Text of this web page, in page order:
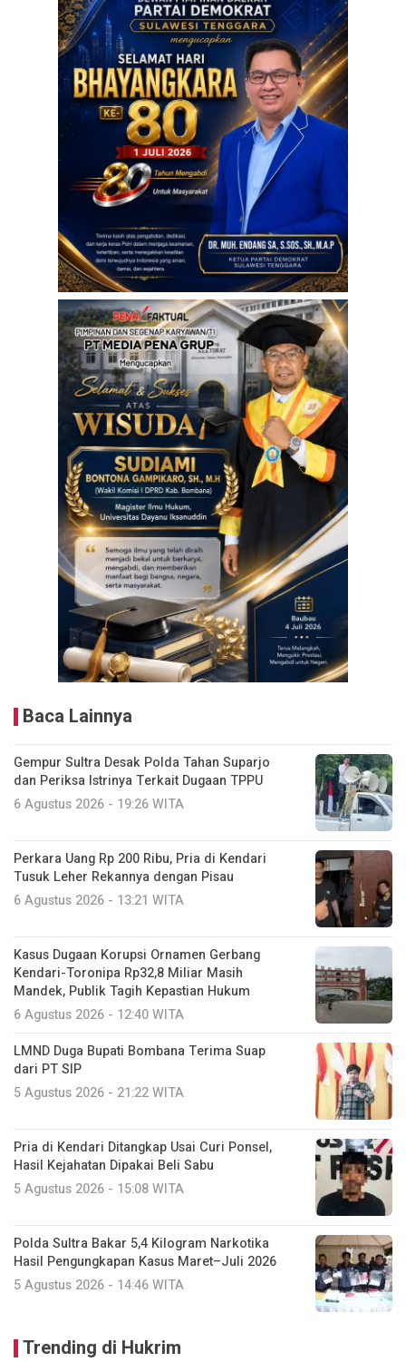
Baca Lainnya
Gempur Sultra Desak Polda Tahan Suparjo
dan Periksa Istrinya Terkait Dugaan TPPU
6 Agustus 2026 - 19:26 WITA
Perkara Uang Rp 200 Ribu, Pria di Kendari
Tusuk Leher Rekannya dengan Pisau
6 Agustus 2026 - 13:21 WITA
Kasus Dugaan Korupsi Ornamen Gerbang
Kendari-Toronipa Rp32,8 Miliar Masih
Mandek, Publik Tagih Kepastian Hukum
6 Agustus 2026 - 12:40 WITA
LMND Duga Bupati Bombana Terima Suap
dari PT SIP
5 Agustus 2026 - 21:22 WITA
Pria di Kendari Ditangkap Usai Curi Ponsel,
Hasil Kejahatan Dipakai Beli Sabu
5 Agustus 2026 - 15:08 WITA
Polda Sultra Bakar 5,4 Kilogram Narkotika
Hasil Pengungkapan Kasus Maret–Juli 2026
5 Agustus 2026 - 14:46 WITA
Trending di Hukrim